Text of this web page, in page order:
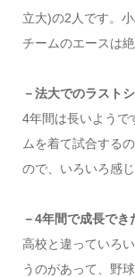
立大)の2人です。
チームのエースは
－法大でのラスト
4年間は長いようで
ムを着て試合する
ので、いろいろ感
－4年間で成長で
高校と違っていろ
うのがあって、野